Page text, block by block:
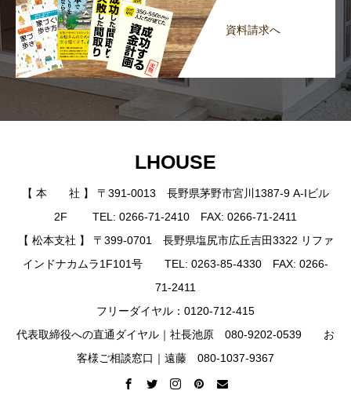
資料請求へ
LHOUSE
【 本 社 】 〒391-0013 長野県茅野市宮川1387-9 A-Iビル
2F TEL: 0266-71-2410 FAX: 0266-71-2411
【 松本支社 】 〒399-0701 長野県塩尻市広丘吉田3322 リファ
インドナカムラ1F101号 TEL: 0263-85-4330 FAX: 0266-
71-2411
フリーダイヤル：0120-712-415
代表取締役への直通ダイヤル｜社長池原 080-9202-0539 お
客様ご相談窓口｜遠藤 080-1037-9367